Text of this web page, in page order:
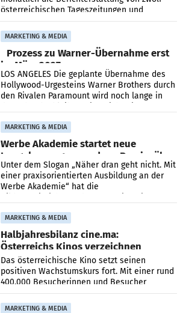
österreichischen Tageszeitungen und
analysiert, welche Politikerinnen und
Politiker Österreichs die
MARKETING & MEDIA
Prozess zu Warner-Übernahme erst
im März 2027
LOS ANGELES Die geplante Übernahme des
Hollywood-Urgesteins Warner Brothers durch
den Rivalen Paramount wird noch lange in
MARKETING & MEDIA
Werbe Akademie startet neue
Imagekampagne rund um Praxisnähe
Unter dem Slogan „Näher dran geht nicht. Mit
einer praxisorientierten Ausbildung an der
Werbe Akademie“ hat die
MARKETING & MEDIA
Halbjahresbilanz cine.ma:
Österreichs Kinos verzeichnen
400.000 Besucher mehr
Das österreichische Kino setzt seinen
positiven Wachstumskurs fort. Mit einer rund
400.000 Besucherinnen und Besucher
höheren Nettoreichweite im ersten Halbjahr
2026 gegenüber dem
MARKETING & MEDIA